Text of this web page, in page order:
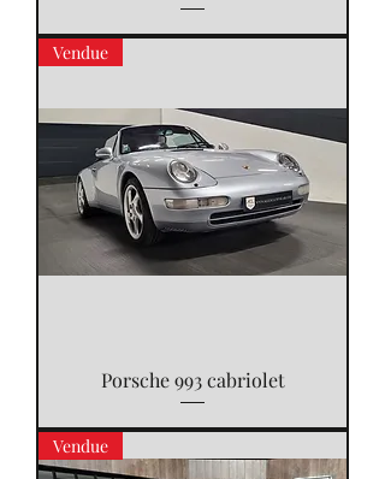
Vendue
Porsche 993 cabriolet
Vendue